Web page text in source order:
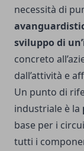
necessità di
sviluppo di
concreto
dall’attività e
Un punto di
industriale è la
base per i
tutti i